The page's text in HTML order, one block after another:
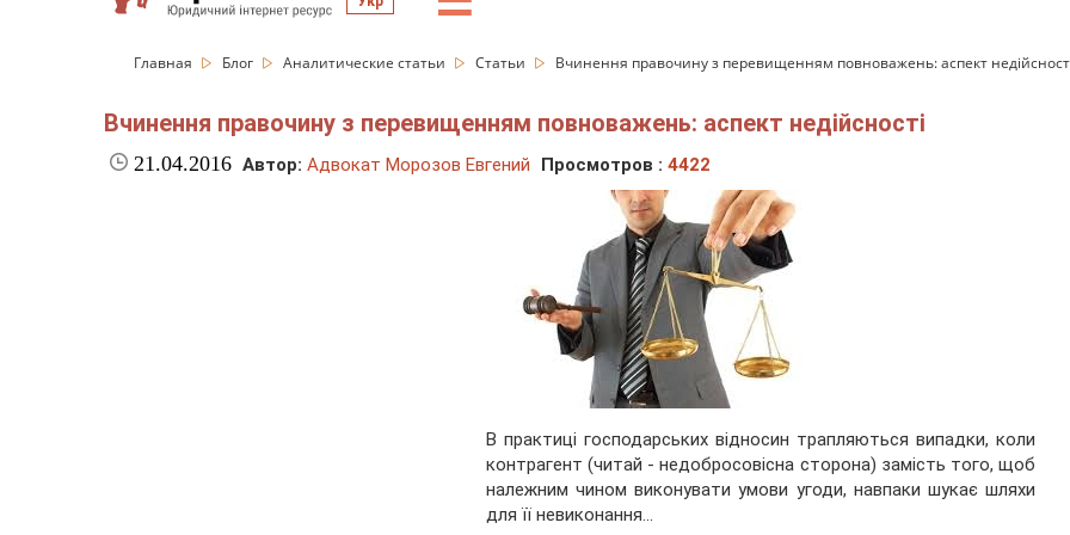
Главная Блог Аналитические статьи Статьи Вчинення правочину з перевищенням повноважень: аспект
Вчинення правочину з перевищенням повноважень: аспект недійсності
21.04.2016 Автор: Адвокат Морозов Евгений Просмотров : 4422
В практиці господарських відносин трапляються випадки, коли
контрагент (читай - недобросовісна сторона) замість того, щоб
належним чином виконувати умови угоди, навпаки шукає шляхи
для її невиконання…